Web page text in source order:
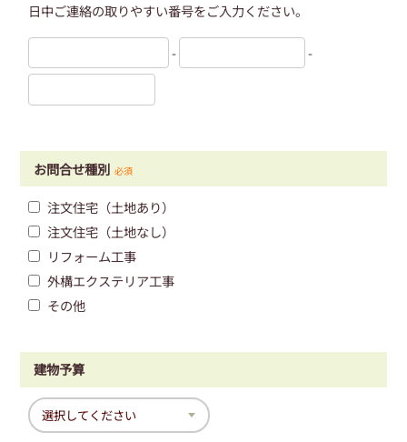
日中ご連絡の取りやすい番号をご入力ください。
- -
お問合せ種別 必須
注文住宅（土地あり）
注文住宅（土地なし）
リフォーム工事
外構エクステリア工事
その他
建物予算